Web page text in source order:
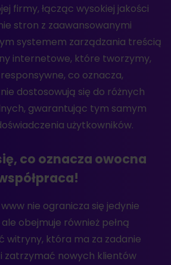
firmy, łącząc wysokiej jakości
stron z zaawansowanymi
systemem zarządzania treścią
internetowe, które tworzymy,
responsywne, co oznacza,
dostosowują się do różnych
gwarantując tym samym
użytkowników.
co oznacza owocna
nie ogranicza się jedynie
obejmuje również pełną
witryny, która ma za zadanie
zatrzymać nowych klientów